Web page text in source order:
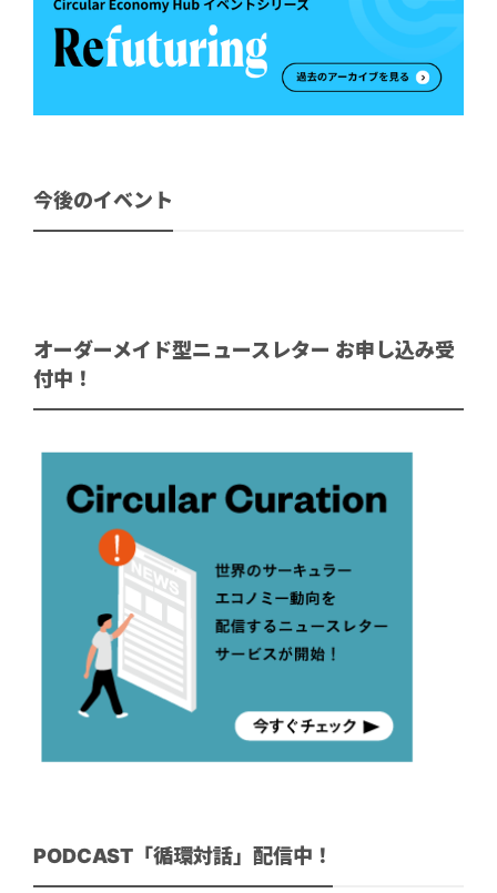
今後のイベント
オーダーメイド型ニュースレター お申し込み受
付中！
PODCAST「循環対話」配信中！